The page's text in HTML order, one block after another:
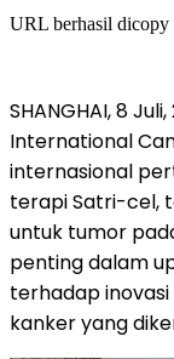
URL berhasil dicopy
SHANGHAI,8 Juli,
International
internasional
terapi Satri-cel,
untuk tumor
penting dalam
terhadap
kanker yang